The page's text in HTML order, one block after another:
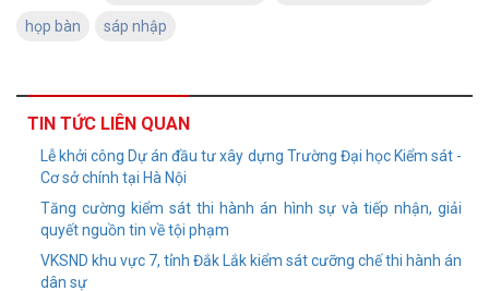
họp bàn sáp nhập
TIN TỨC LIÊN QUAN
Lễ khởi công Dự án đầu tư xây dựng Trường Đại học Kiểm sát -
Cơ sở chính tại Hà Nội
Tăng cường kiểm sát thi hành án hình sự và tiếp nhận, giải
quyết nguồn tin về tội phạm
VKSND khu vực 7, tỉnh Đắk Lắk kiểm sát cưỡng chế thi hành án
dân sự